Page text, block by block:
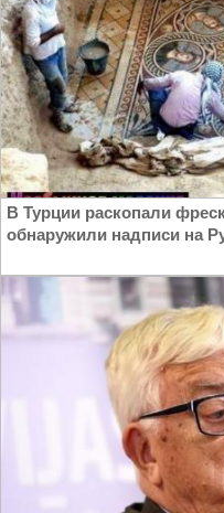
В Турции раскопали
обнаружили надписи на